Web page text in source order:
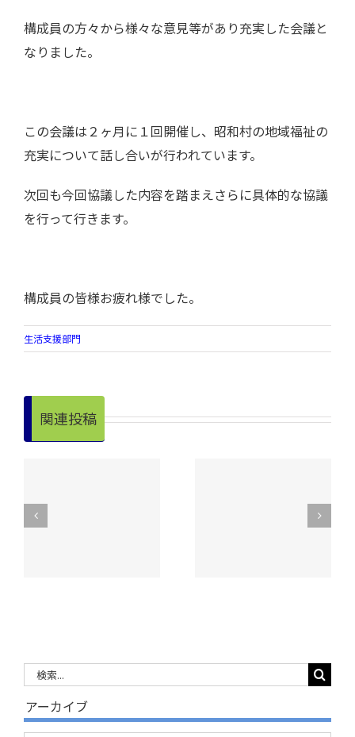
構成員の方々から様々な意見等があり充実した会議と
なりました。
この会議は２ヶ月に１回開催し、昭和村の地域福祉の
充実について話し合いが行われています。
次回も今回協議した内容を踏まえさらに具体的な協議
を行って行きます。
構成員の皆様お疲れ様でした。
生活支援部門
関連投稿
理学療法士による
…
アーカイブ